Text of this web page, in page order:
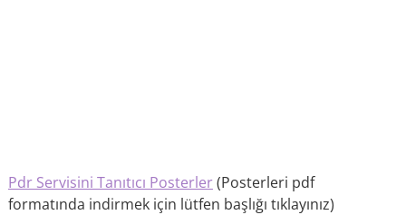
Pdr Servisini Tanıtıcı Posterler(Posterleri pdf
formatında indirmek için lütfen başlığı tıklayınız)